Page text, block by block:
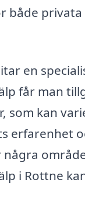
både privata
en
får man
som kan
erfarenhet
några
i Rottne